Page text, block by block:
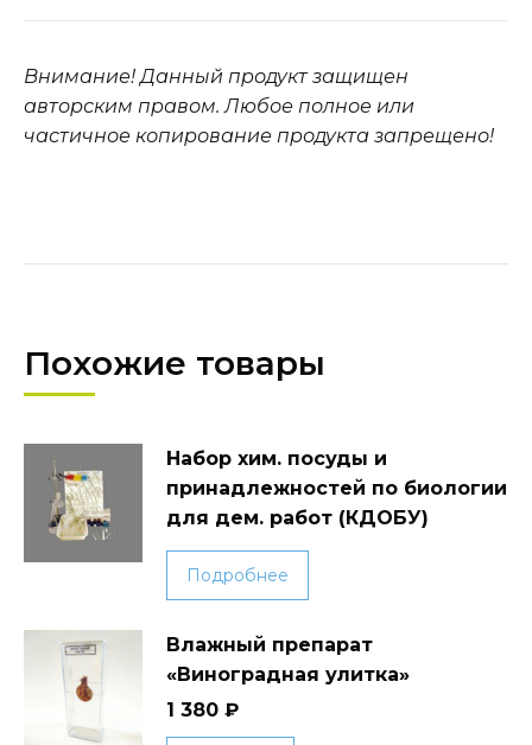
Внимание! Данный продукт защищен
авторским правом. Любое полное или
частичное копирование продукта запрещено!
Похожие товары
Набор хим. посуды и
принадлежностей по биологии
для дем. работ (КДОБУ)
Подробнее
Влажный препарат
«Виноградная улитка»
1 380 ₽